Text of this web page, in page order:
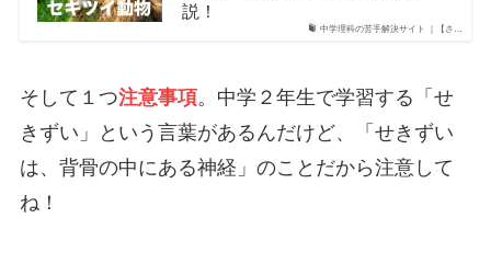
中学理科の苦手解決サイト ｜【さ…
説！
そして１つ注意事項。中学２年生で学習する「せ
きずい」という言葉があるんだけど、「せきずい
は、背骨の中にある神経」のことだから注意して
ね！